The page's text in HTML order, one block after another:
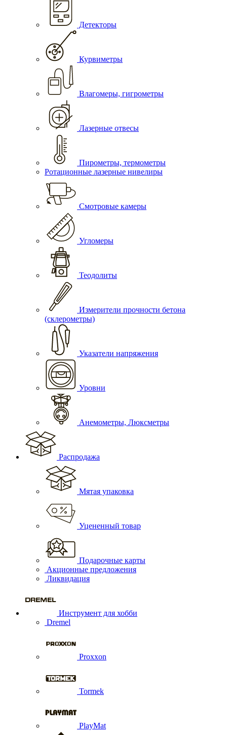
Детекторы
Курвиметры
Влагомеры, гигрометры
Лазерные отвесы
Пирометры, термометры
Ротационные лазерные нивелиры
Смотровые камеры
Угломеры
Теодолиты
Измерители прочности бетона
(склерометры)
Указатели напряжения
Уровни
Анемометры, Люксметры
Распродажа
Мятая упаковка
Уцененный товар
Подарочные карты
Акционные предложения
Ликвидация
Инструмент для хобби
Dremel
Proxxon
Tormek
PlayMat